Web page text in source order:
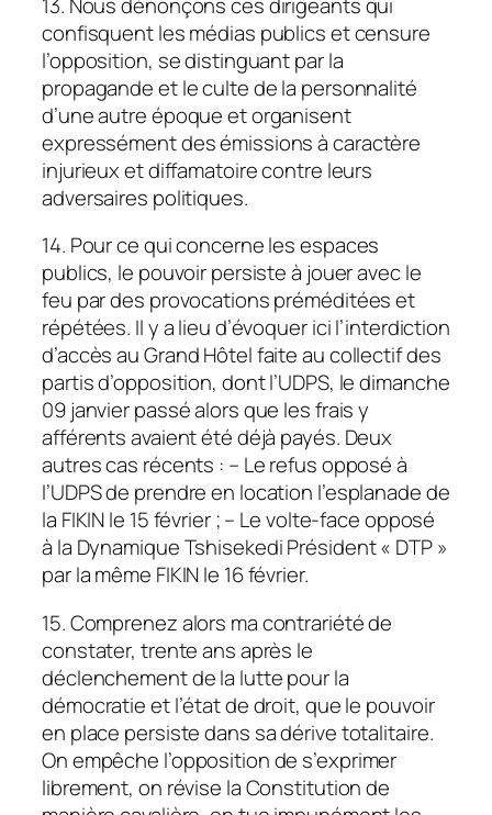
confisquent les médias publics et censure
l’opposition, se distinguant par la
propagande et le culte de la personnalité
d’une autre époque et organisent
expressément des émissions à caractère
injurieux et diffamatoire contre leurs
adversaires politiques.
14. Pour ce qui concerne les espaces
publics, le pouvoir persiste à jouer avec le
feu par des provocations préméditées et
répétées. Il y a lieu d’évoquer ici l’interdiction
d’accès au Grand Hôtel faite au collectif des
partis d’opposition, dont l’UDPS, le dimanche
09 janvier passé alors que les frais y
afférents avaient été déjà payés. Deux
autres cas récents : – Le refus opposé à
l’UDPS de prendre en location l’esplanade de
la FIKIN le 15 février ; – Le volte-face opposé
à la Dynamique Tshisekedi Président « DTP »
par la même FIKIN le 16 février.
15. Comprenez alors ma contrariété de
constater, trente ans après le
déclenchement de la lutte pour la
démocratie et l’état de droit, que le pouvoir
en place persiste dans sa dérive totalitaire.
On empêche l’opposition de s’exprimer
librement, on révise la Constitution de